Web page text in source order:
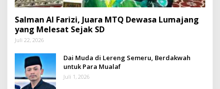
Salman Al Farizi, Juara MTQ Dewasa Lumajang
yang Melesat Sejak SD
Juli 22, 2026
Dai Muda di Lereng Semeru, Berdakwah
untuk Para Mualaf
Juli 1, 2026